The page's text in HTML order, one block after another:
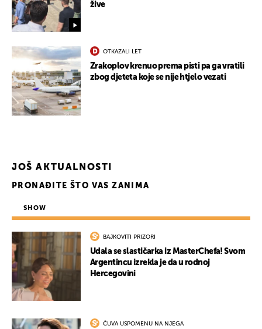
žive
OTKAZALI LET
Zrakoplov krenuo prema pisti pa ga vratili
zbog djeteta koje se nije htjelo vezati
JOŠ AKTUALNOSTI
PRONAĐITE ŠTO VAS ZANIMA
SHOW
BAJKOVITI PRIZORI
Udala se slastičarka iz MasterChefa! Svom
Argentincu izrekla je da u rodnoj
Hercegovini
ČUVA USPOMENU NA NJEGA
UKLJUČITE NOTIFIKACIJE